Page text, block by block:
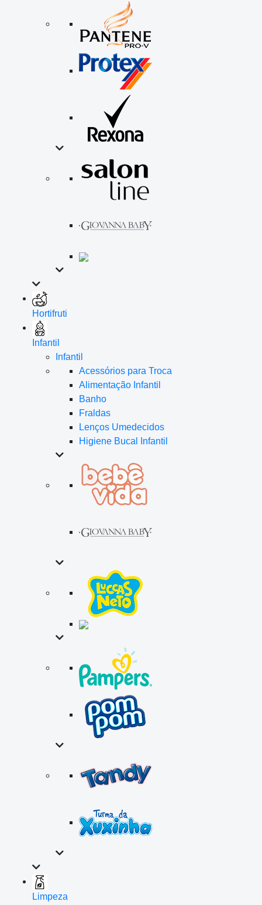
Hortifruti
Infantil
Infantil
Acessórios para Troca
Alimentação Infantil
Banho
Fraldas
Lenços Umedecidos
Higiene Bucal Infantil
Limpeza